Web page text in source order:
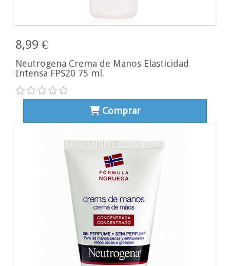
8,99 €
Neutrogena Crema de Manos Elasticidad
Intensa FPS20 75 ml.
Comprar